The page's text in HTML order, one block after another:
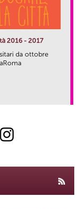
2016 - 2017
da ottobre